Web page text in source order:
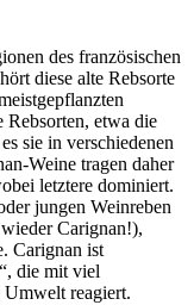
des französischen
diese alte Rebsorte
Rebsorten, etwa die
sie in verschiedenen
Weine tragen daher
letztere dominiert.
jungen Weinreben
Carignan!),
Carignan ist
die mit viel
reagiert.